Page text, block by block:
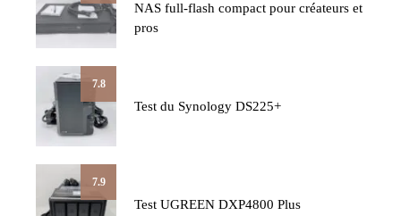
NAS full-flash compact pour créateurs et
pros
7.8
Test du Synology DS225+
7.9
Test UGREEN DXP4800 Plus